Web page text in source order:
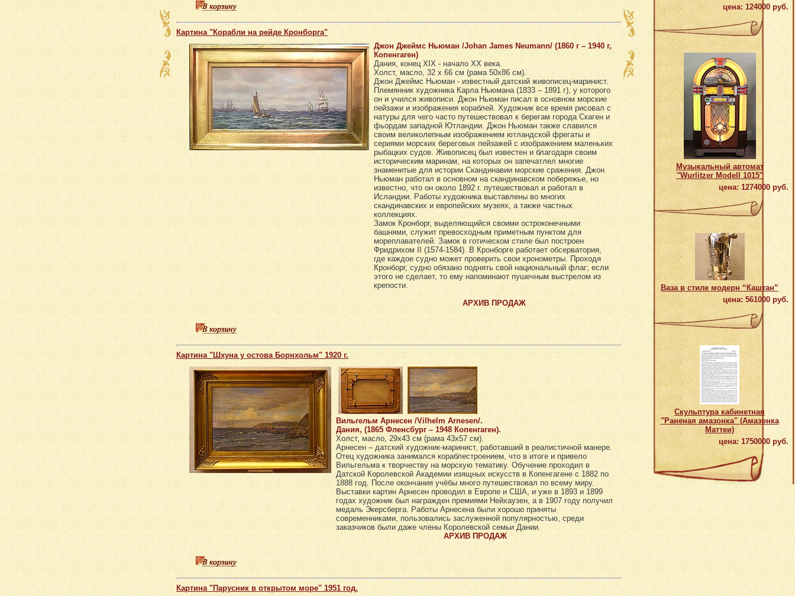
Картина "Корабли на рейде Кронборга"
Джон Джеймс Ньюман /Johan James Neumann/ (1860 г – 1940 г,
Копенгаген)
Дания, конец XIX - начало XX века.
Холст, масло, 32 х 66 см (рама 50х86 см).
Джон Джеймс Ньюман - известный датский живописец-маринист.
Племянник художника Карла Ньюмана (1833 – 1891 г), у которого
он и учился живописи. Джон Ньюман писал в основном морские
пейзажи и изображения кораблей. Художник все время рисовал с
натуры для чего часто путешествовал к берегам города Скаген и
фьордам западной Ютландии. Джон Ньюман также славился
своим великолепным изображением ютландской фрегаты и
сериями морских береговых пейзажей с изображением маленьких
рыбацких судов. Живописец был известен и благодаря своим
историческим маринам, на которых он запечатлел многие
знаменитые для истории Скандинавии морские сражения. Джон
Ньюман работал в основном на скандинавском побережье, но
известно, что он около 1892 г. путешествовал и работал в
Исландии. Работы художника выставлены во многих
скандинавских и европейских музеях, а также частных
коллекциях.
Замок Кронборг, выделяющийся своими остроконечными
башнями, служит превосходным приметным пунктом для
мореплавателей. Замок в готическом стиле был построен
Фридрихом II (1574-1584). В Кронборге работает обсерватория,
где каждое судно может проверить свои хронометры. Проходя
Кронборг, судно обязано поднять свой национальный флаг; если
этого не сделает, то ему напоминают пушечным выстрелом из
крепости.
АРХИВ ПРОДАЖ
Картина "Шхуна у остова Борнхольм" 1920 г.
Вильгельм Арнесен /Vilhelm Arnesen/.
Дания, (1865 Фленсбург – 1948 Копенгаген).
Холст, масло, 29х43 см (рама 43х57 см).
Арнесен – датский художник-маринист, работавший в реалистичной манере.
Отец художника занимался кораблестроением, что в итоге и привело
Вильгельма к творчеству на морскую тематику. Обучение проходил в
Датской Королевской Академии изящных искусств в Копенгагене с 1882 по
1888 год. После окончания учёбы много путешествовал по всему миру.
Выставки картин Арнесен проводил в Европе и США, и уже в 1893 и 1899
годах художник был награжден премиями Нейхаузен, а в 1907 году получил
медаль Экерсберга. Работы Арнесена были хорошо приняты
современниками, пользовались заслуженной популярностью, среди
заказчиков были даже члены Королевской семьи Дании.
АРХИВ ПРОДАЖ
Картина "Парусник в открытом море" 1951 год.
цена: 124000 руб.
Музыкальный автомат
"Wurlitzer Modell 1015"
цена: 1274000 руб.
Ваза в стиле модерн “Каштан”
цена: 561000 руб.
Скульптура кабинетная
"Раненая амазонка" (Амазонка
Маттеи)
цена: 1750000 руб.